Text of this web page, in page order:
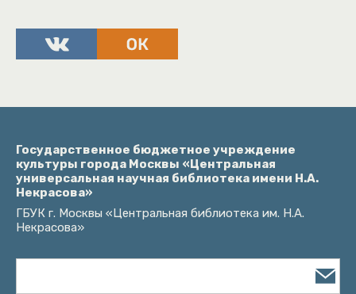
Государственное бюджетное учреждение
культуры города Москвы «Центральная
универсальная научная библиотека имени Н.А.
Некрасова»
ГБУК г. Москвы «Центральная библиотека им. Н.А.
Некрасова»